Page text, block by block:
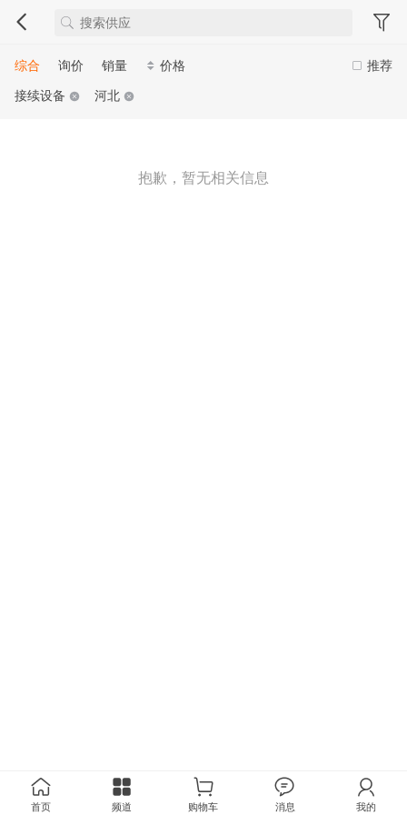
推荐
综合 询价 销量
价格
接续设备
河北
抱歉，暂无相关信息
首页 频道 购物车 消息 我的